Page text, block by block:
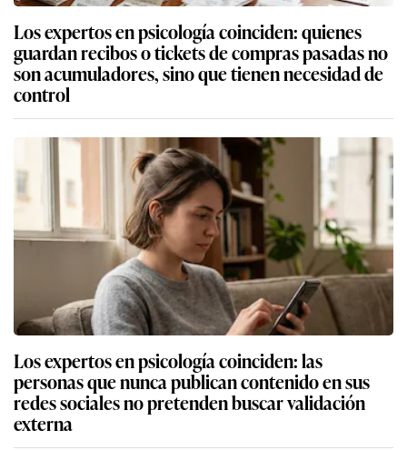
Los expertos en psicología coinciden: quienes
guardan recibos o tickets de compras pasadas no
son acumuladores, sino que tienen necesidad de
control
Los expertos en psicología coinciden: las
personas que nunca publican contenido en sus
redes sociales no pretenden buscar validación
externa